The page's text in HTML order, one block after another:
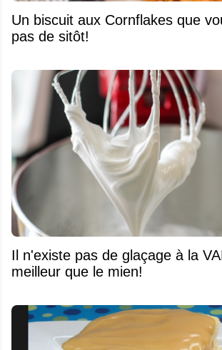
Un biscuit aux Cornflakes que
pas de sitôt!
Il n'existe pas de glaçage à la
meilleur que le mien!